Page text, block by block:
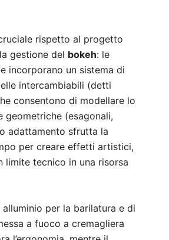
rispetto al progetto
gestione del bokeh: le
incorporano un sistema di
intercambiabili (detti
consentono di modellare lo
geometriche (esagonali,
adattamento sfrutta la
per creare effetti artistici,
limite tecnico in una risorsa
alluminio per la barilatura e di
a fuoco a cremagliera